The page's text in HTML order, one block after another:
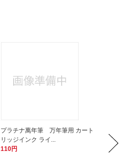
プラチナ萬年筆 万年筆用 カート
リッジインク ライ...
110円
リッ
165円